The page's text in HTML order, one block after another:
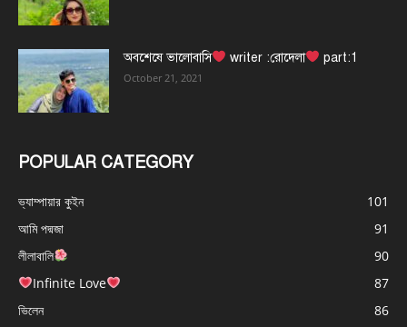
অবশেষে ভালোবাসি writer :রোদেলা part:1
October 21, 2021
POPULAR CATEGORY
ভ্যাম্পায়ার কুইন
101
আমি পদ্মজা
91
লীলাবালি
90
Infinite Love
87
ভিলেন
86